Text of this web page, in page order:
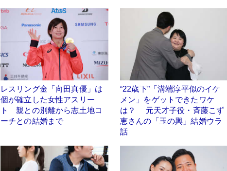
レスリング金「向田真優」は
個が確立した女性アスリー
ト 親との別離から志土地コ
ーチとの結婚まで
“22歳下”「溝端淳平似のイケ
メン」をゲットできたワケ
は？ 元天才子役・斉藤こず
恵さんの「玉の輿」結婚ウラ
話